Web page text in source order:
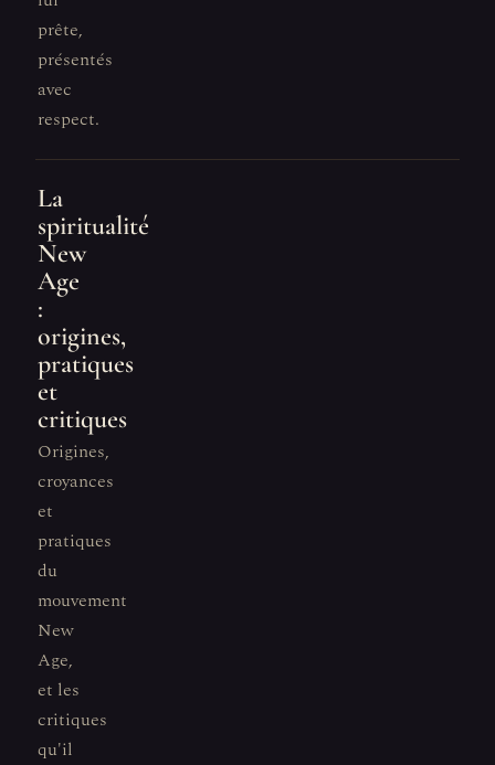
prête,
présentés
avec
respect.
La
spiritualité
New
Age
:
origines,
pratiques
et
critiques
Origines,
croyances
et
pratiques
du
mouvement
New
Age,
et les
critiques
qu'il